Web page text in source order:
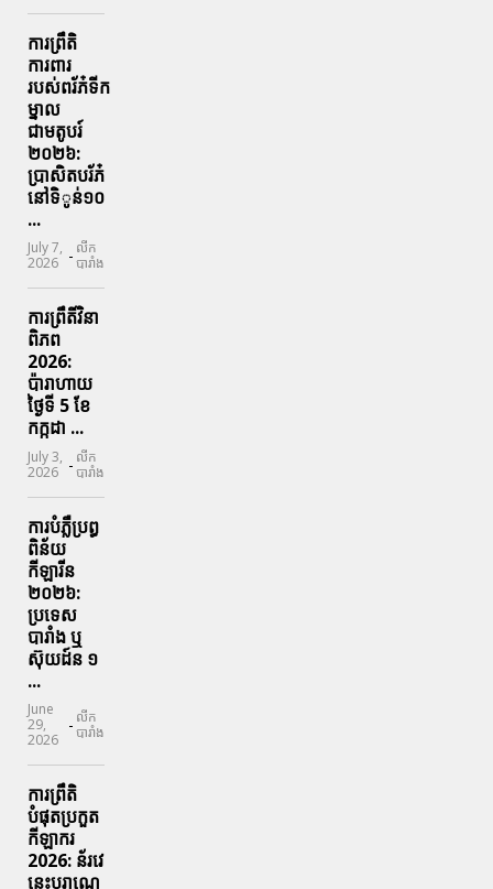
ការព្រឹតិ
ការពារ
របស់ពរ័ភ៎ទីក
ម្នាល
ជាមតូបរ៍
២០២៦:
ប្រាសិតបរ័ភ៎
នៅទិូន់១០
...
July 7,
2026 - លីក
បារាំង
ការព្រឹតិ៍វិនា
ពិភព
2026:
ប៉ារាហាយ
ថ្ងៃទី 5 ខែ
កក្កដា ...
July 3,
2026 - លីក
បារាំង
ការបំភ្លឺប្រព្ធ​
ពិន័យ​
កីឡារីន​
២០២៦:
ប្រទេស​
បារាំង​ ឬ​
ស៊ុយដ៍ន​ ១
...
June
29,
2026
- លីក
បារាំង
ការព្រឹតិ
បំផុតប្រកួត
កីឡាករ
2026: ន័រវេ
នេះបុរាណេ